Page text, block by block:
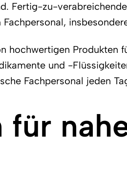
Fertig-zu-
Produkten
und -
Fachpersonal jeden